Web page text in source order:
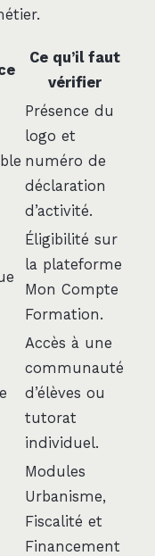
Ce qu’il faut
vérifier
Présence du
logo et
numéro de
déclaration
d’activité.
Éligibilité sur
la plateforme
Mon Compte
Formation.
Accès à une
communauté
d’élèves ou
tutorat
individuel.
Modules
Urbanisme,
Fiscalité et
Financement